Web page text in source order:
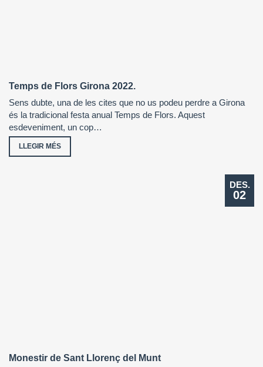
Temps de Flors Girona 2022.
Sens dubte, una de les cites que no us podeu perdre a Girona
és la tradicional festa anual Temps de Flors. Aquest
esdeveniment, un cop…
LLEGIR MÉS
DES.
02
Monestir de Sant Llorenç del Munt